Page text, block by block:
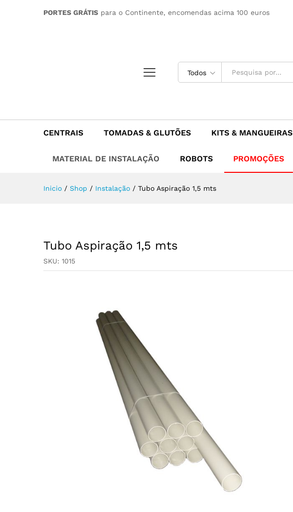
PORTES GRÁTIS para o Continente, encomendas acima 100 euros
Todos
CENTRAIS TOMADAS & GLUTÕES KITS & MANGUEIRAS
MATERIAL DE INSTALAÇÃO ROBOTS PROMOÇÕES
Inicio / Shop / Instalação / Tubo Aspiração 1,5 mts
Tubo Aspiração 1,5 mts
SKU: 1015
Descrição